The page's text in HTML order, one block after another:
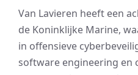
Van Lavieren heeft een
de Koninklijke Marine,
in offensieve
software engineering en